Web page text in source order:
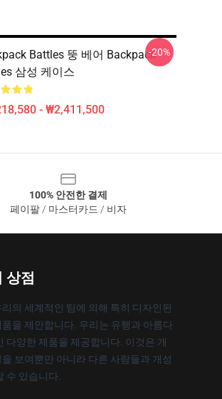
Battles 뚱 베어 Backpack
삼성 케이스
- ₩2,411,500
-20%
100% 안전한 결제
페이팔 / 마스터카드 / 비자
상점
의 세계적인 팀에 의해 특히 디자인된
품을 제안합니다. 우리는 유행과 아름다
다양한 제품을 제공합니다. 이것은 개
을 보여뿐만 아니라 다른 사람들과 개성
수 있습니다.